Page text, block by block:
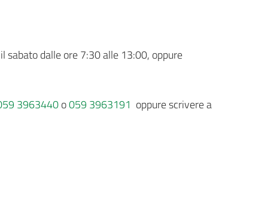
dalle ore 7:30 alle 13:00, oppure
3963440o059 3963191 oppure scrivere a